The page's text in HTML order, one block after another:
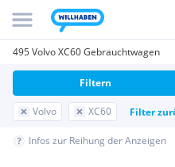
495 Volvo XC60 Gebrauchtwagen
Volvo XC60 Filter
Filtern
Infos zur Reihung der Anzeigen